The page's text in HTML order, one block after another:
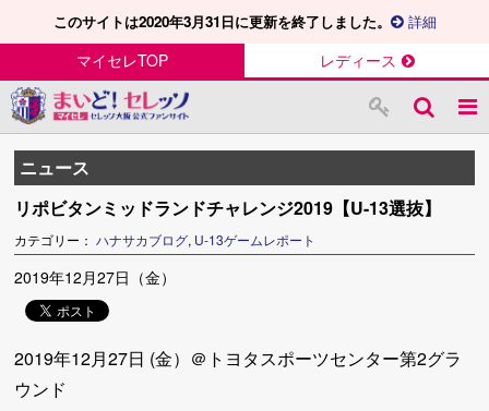
このサイトは2020年3月31日に更新を終了しました。 詳細
マイセレTOP レディース
ニュース
リポビタンミッドランドチャレンジ2019【U-13選抜】
カテゴリー：ハナサカブログ, U-13ゲームレポート
2019年12月27日（金）
2019年12月27日 (金）＠トヨタスポーツセンター第2グラ
ウンド